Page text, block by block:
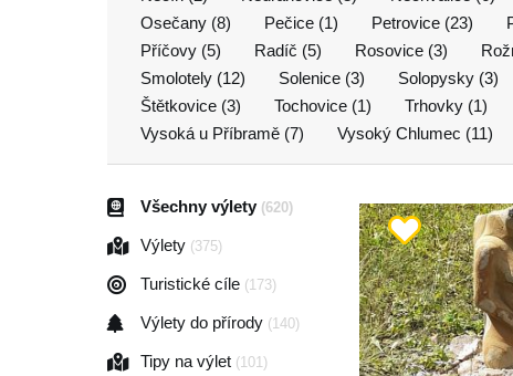
Osečany (8)
Pečice (1) Petrovice (23)
Příčovy (5)
Radíč (5) Rosovice (3)
Smolotely (12)
Solenice (3) Solopysky (3)
Štětkovice (3)
Tochovice (1) Trhovky (1)
Vysoká u Příbramě (7)
Vysoký Chlumec (11)
Všechny výlety (620)
Výlety (375)
Turistické cíle (173)
Výlety do přírody (140)
Tipy na výlet (101)